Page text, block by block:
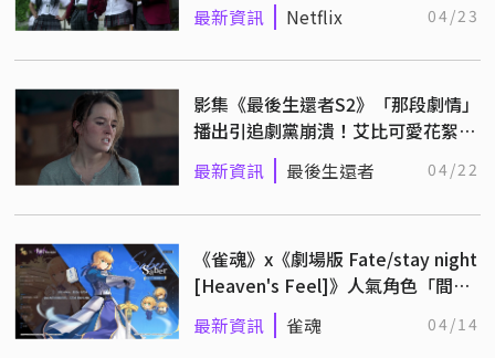
最新資訊 Netflix 04/23
影集《最後生還者S2》「那段劇情」
播出引追劇黨崩潰！艾比可愛花絮照
火速平復粉絲
最新資訊 最後生還者 04/22
《雀魂》x《劇場版 Fate/stay night
[Heaven's Feel]》人氣角色「間桐
櫻」、「Saber」登場！
最新資訊 雀魂 04/14